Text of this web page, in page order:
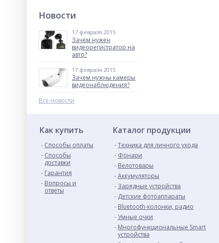
Новости
17 февраля 2015
Зачем нужен
видеорегистратор на
авто?
17 февраля 2015
Зачем нужны камеры
видеонаблюдения?
Все новости
Как купить
Способы оплаты
Способы
доставки
Гарантия
Вопросы и
ответы
Каталог продукции
Техника для личного ухода
Фонари
Велотовары
Аккумуляторы
Зарядные устройства
Детские фотоаппараты
Bluetooth-колонки, радио
Умные очки
Многофункциональные Smart
устройства